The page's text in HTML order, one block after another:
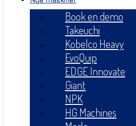
Book en demo
Takeuchi
Kobelco Heavy
EvoQuip
EDGE Innovate
Giant
NPK
HG Machines